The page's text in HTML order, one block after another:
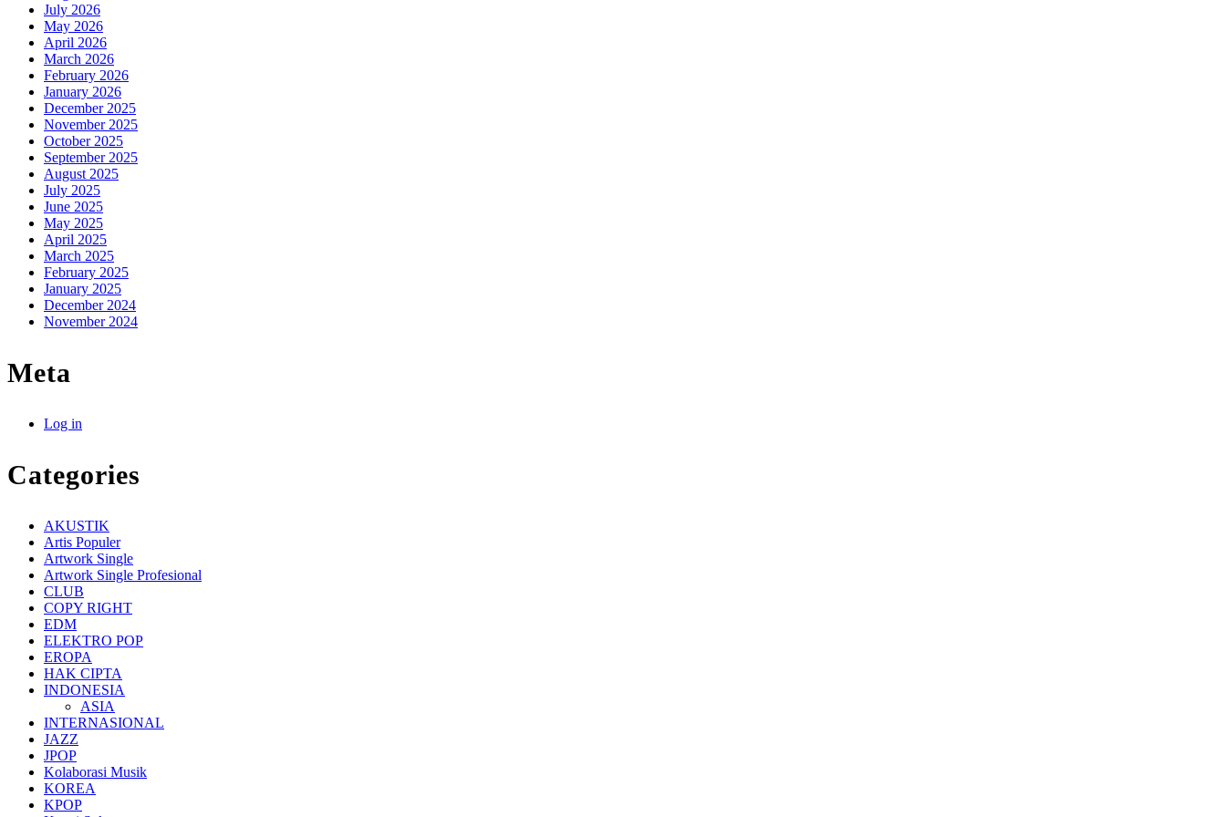
July 2026
May 2026
April 2026
March 2026
February 2026
January 2026
December 2025
November 2025
October 2025
September 2025
August 2025
July 2025
June 2025
May 2025
April 2025
March 2025
February 2025
January 2025
December 2024
November 2024
Meta
Log in
Categories
AKUSTIK
Artis Populer
Artwork Single
Artwork Single Profesional
CLUB
COPY RIGHT
EDM
ELEKTRO POP
EROPA
HAK CIPTA
INDONESIA
ASIA
INTERNASIONAL
JAZZ
JPOP
Kolaborasi Musik
KOREA
KPOP